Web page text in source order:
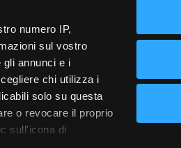
numero IP,
sul vostro
annunci e i
chi utilizza i
solo su questa
o revocare il proprio
sull'icona di